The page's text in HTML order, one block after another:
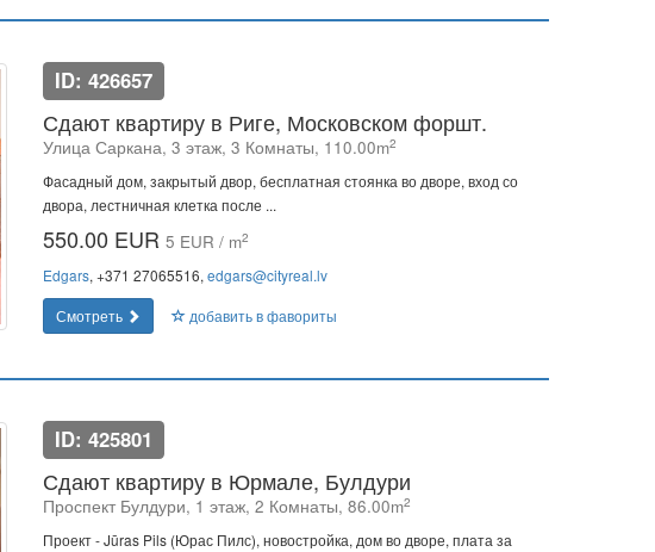
ID: 426657
Сдают квартиру в Риге, Московском форшт.
Улица Саркана, 3 этаж, 3 Комнаты, 110.00m2
Фасадный дом, закрытый двор, бесплатная стоянка во дворе, вход со
двора, лестничная клетка после ...
550.00 EUR 5 EUR / m2
Edgars, +371 27065516, edgars@cityreal.lv
Смотреть
добавить в фавориты
ID: 425801
Сдают квартиру в Юрмале, Булдури
Проспект Булдури, 1 этаж, 2 Комнаты, 86.00m2
Проект - Jūras Pils (Юрас Пилс), новостройка, дом во дворе, плата за